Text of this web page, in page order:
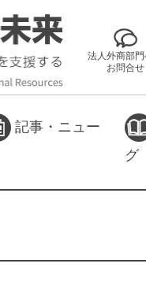
法人外商部
お問合せ
記事・ニュー
グ